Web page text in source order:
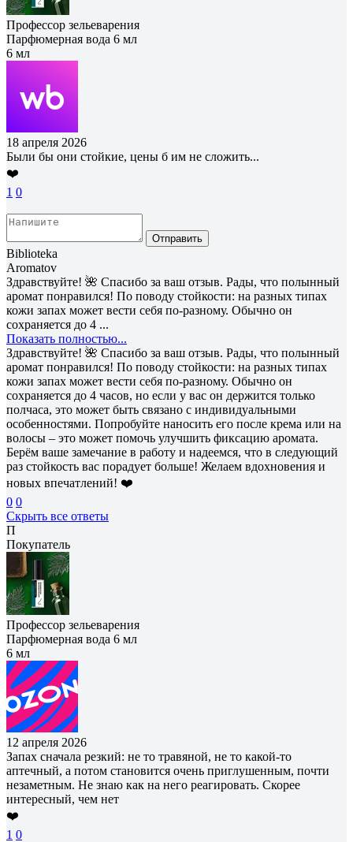
Профессор зельеварения
Парфюмерная вода 6 мл
6 мл
18 апреля 2026
Были бы они стойкие, цены б им не сложить...
❤️
1 0
Отправить
Biblioteka
Aromatov
Здравствуйте! 🌺 Спасибо за ваш отзыв. Рады, что полынный
аромат понравился! По поводу стойкости: на разных типах
кожи запах может вести себя по-разному. Обычно он
сохраняется до 4 ...
Показать полностью...
Здравствуйте! 🌺 Спасибо за ваш отзыв. Рады, что полынный
аромат понравился! По поводу стойкости: на разных типах
кожи запах может вести себя по-разному. Обычно он
сохраняется до 4 часов, но если у вас он держится только
полчаса, это может быть связано с индивидуальными
особенностями. Попробуйте наносить его после крема или на
волосы – это может помочь улучшить фиксацию аромата.
Берём ваше замечание в работу и надеемся, что в следующий
раз стойкость вас порадует больше! Желаем вдохновения и
новых впечатлений! ❤️
0 0
Скрыть все ответы
П
Покупатель
Профессор зельеварения
Парфюмерная вода 6 мл
6 мл
12 апреля 2026
Запах сначала резкий: не то травяной, не то какой-то
аптечный, а потом становится очень приглушенным, почти
незаметным. Не знаю как на него реагировать. Скорее
интересный, чем нет
❤️
1 0